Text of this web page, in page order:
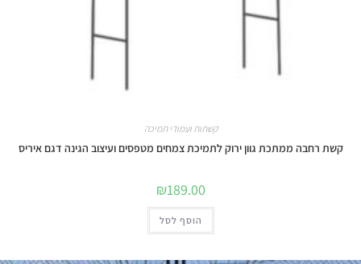
קשתות ועמודי תמיכה
קשת רחבה ממתכת גוון ירוק לתמיכת צמחים מטפסים ועיצוב הגינה דגם איריס
₪189.00
הוסף לסל